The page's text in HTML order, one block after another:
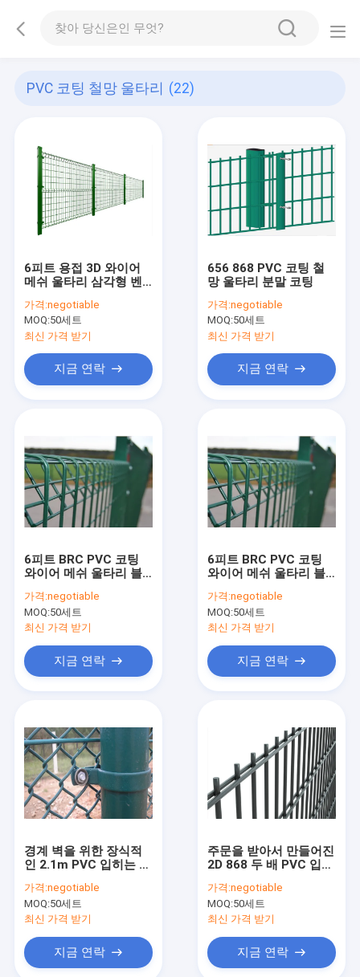
PVC 코팅 철망 울타리 (22)
6피트 용접 3D 와이어
메쉬 울타리 삼각형 벤
가격:negotiable
MOQ:50세트
최신 가격 받기
지금 연락
656 868 PVC 코팅 철
망 울타리 분말 코팅
가격:negotiable
MOQ:50세트
최신 가격 받기
지금 연락
6피트 BRC PVC 코팅
와이어 메쉬 울타리 블
가격:negotiable
MOQ:50세트
최신 가격 받기
지금 연락
6피트 BRC PVC 코팅
와이어 메쉬 울타리 블
가격:negotiable
MOQ:50세트
최신 가격 받기
지금 연락
경계 벽을 위한 장식적
인 2.1m PVC 입히는 체
가격:negotiable
MOQ:50세트
최신 가격 받기
지금 연락
주문을 받아서 만들어진
2D 868 두 배 PVC 입히
니다
가격:negotiable
MOQ:50세트
최신 가격 받기
지금 연락